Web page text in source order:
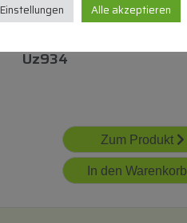
140 7035 000 Passe-
Uz934
Zum Produkt
In den Warenkorb
Einstellungen Alle akzeptieren